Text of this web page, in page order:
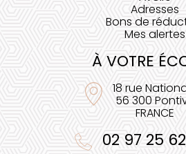
Adresses
Bons de
Mes alertes
À VOTRE
18 rue
56 300
FRANCE
02 97 25